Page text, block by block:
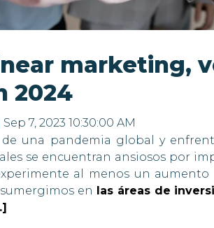
marketing,
2024
| Sep 7, 2023 10:30:00 AM
una pandemia global y
se encuentran ansiosos por
al menos un
en las áreas de